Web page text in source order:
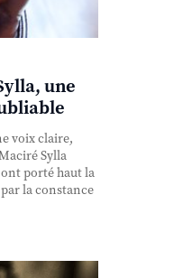
une
voix claire,
Sylla
porté haut la
la constance